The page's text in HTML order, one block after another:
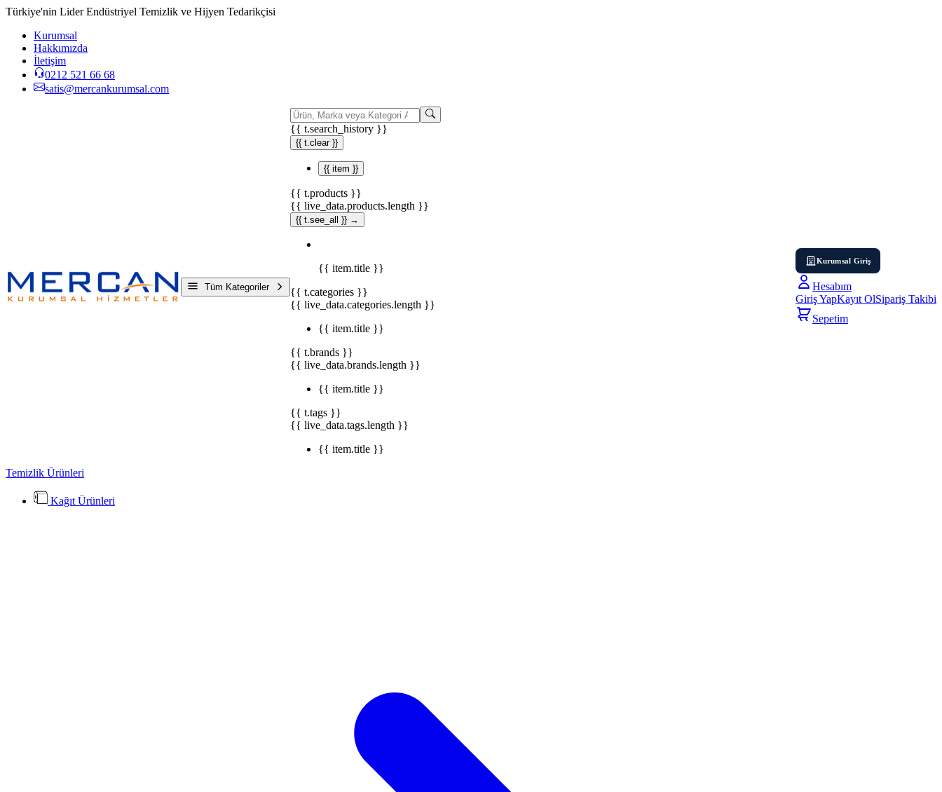
Türkiye'nin Lider Endüstriyel Temizlik ve Hijyen Tedarikçisi
Kurumsal
Hakkımızda
İletişim
0212 521 66 68
satis@mercankurumsal.com
Tüm Kategoriler
{{ t.search_history }}
{{ t.clear }}
{{ item }}
{{ t.products }}
{{ live_data.products.length }}
{{ t.see_all }} →
{{ item.title }}
{{ t.categories }}
{{ live_data.categories.length }}
{{ item.title }}
{{ t.brands }}
{{ live_data.brands.length }}
{{ item.title }}
{{ t.tags }}
{{ live_data.tags.length }}
{{ item.title }}
Kurumsal Giriş
Hesabım
Giriş YapKayıt OlSipariş Takibi
Sepetim
Temizlik Ürünleri
Kağıt Ürünleri